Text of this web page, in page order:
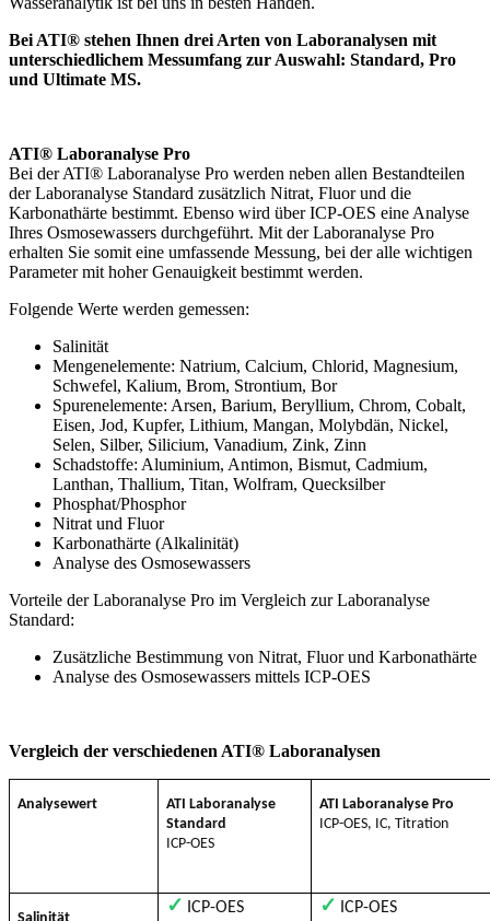
Bei ATI® stehen Ihnen drei Arten von Laboranalysen mit
unterschiedlichem Messumfang zur Auswahl: Standard, Pro
und Ultimate MS.
ATI® Laboranalyse Pro
Bei der ATI® Laboranalyse Pro werden neben allen Bestandteilen
der Laboranalyse Standard zusätzlich Nitrat, Fluor und die
Karbonathärte bestimmt. Ebenso wird über ICP-OES eine Analyse
Ihres Osmosewassers durchgeführt. Mit der Laboranalyse Pro
erhalten Sie somit eine umfassende Messung, bei der alle wichtigen
Parameter mit hoher Genauigkeit bestimmt werden.
Folgende Werte werden gemessen:
Salinität
Mengenelemente: Natrium, Calcium, Chlorid, Magnesium,
Schwefel, Kalium, Brom, Strontium, Bor
Spurenelemente: Arsen, Barium, Beryllium, Chrom, Cobalt,
Eisen, Jod, Kupfer, Lithium, Mangan, Molybdän, Nickel,
Selen, Silber, Silicium, Vanadium, Zink, Zinn
Schadstoffe: Aluminium, Antimon, Bismut, Cadmium,
Lanthan, Thallium, Titan, Wolfram, Quecksilber
Phosphat/Phosphor
Nitrat und Fluor
Karbonathärte (Alkalinität)
Analyse des Osmosewassers
Vorteile der Laboranalyse Pro im Vergleich zur Laboranalyse
Standard:
Zusätzliche Bestimmung von Nitrat, Fluor und Karbonathärte
Analyse des Osmosewassers mittels ICP-OES
Vergleich der verschiedenen ATI® Laboranalysen
Analysewert
ATI Laboranalyse
Standard
ICP-OES
ATI Laboranalyse Pro
ICP-OES, IC, Titration
✓ ICP-OES ✓ ICP-OES